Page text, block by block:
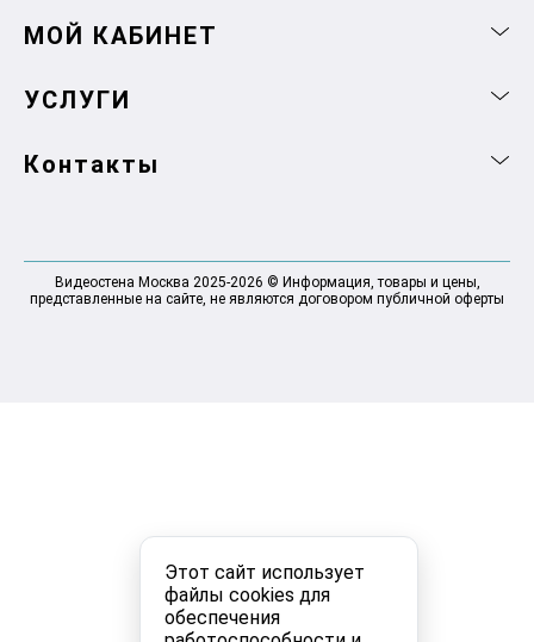
Этот сайт использует
файлы cookies для
обеспечения
МОЙ КАБИНЕТ
УСЛУГИ
Контакты
Видеостена Москва 2025-2026 © Информация, товары и цены,
представленные на сайте, не являются договором публичной оферты